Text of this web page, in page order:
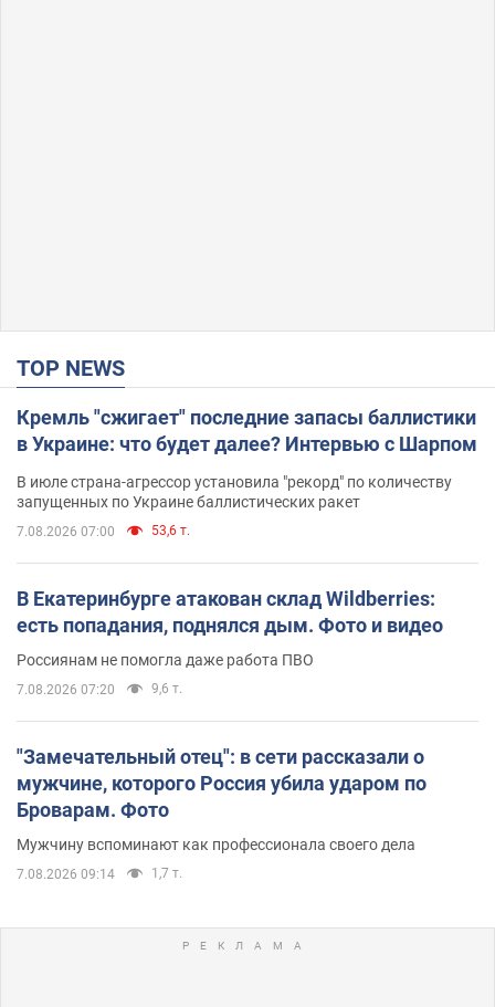
TOP NEWS
Кремль "сжигает" последние запасы баллистики
в Украине: что будет далее? Интервью с Шарпом
В июле страна-агрессор установила "рекорд" по количеству
запущенных по Украине баллистических ракет
7.08.2026 07:00 53,6 т.
В Екатеринбурге атакован склад Wildberries:
есть попадания, поднялся дым. Фото и видео
Россиянам не помогла даже работа ПВО
7.08.2026 07:20 9,6 т.
"Замечательный отец": в сети рассказали о
мужчине, которого Россия убила ударом по
Броварам. Фото
Мужчину вспоминают как профессионала своего дела
7.08.2026 09:14 1,7 т.